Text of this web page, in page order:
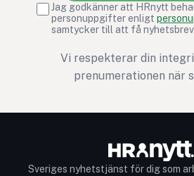
Jag godkänner att HRnytt
personuppgifter enligt
samtycker till att få
Vi respekterar din
prenumerationen när
Sveriges nyhetstjänst för dig som